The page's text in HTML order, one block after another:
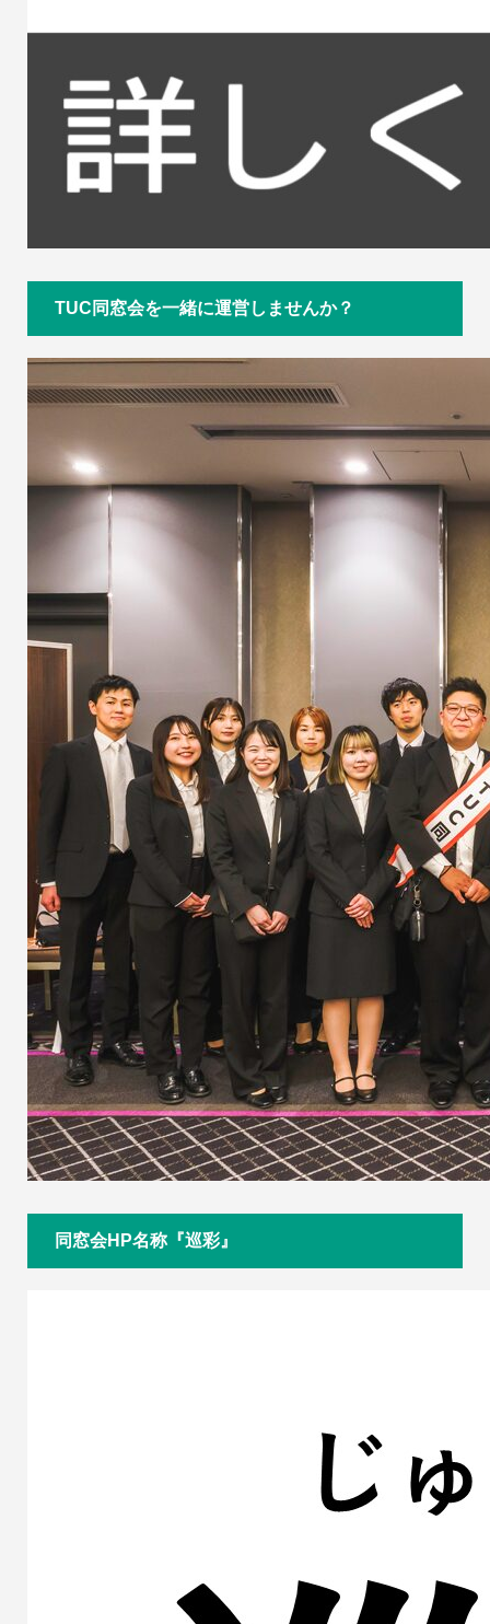
TUC同窓会を一緒に運営しませんか？
同窓会HP名称『巡彩』